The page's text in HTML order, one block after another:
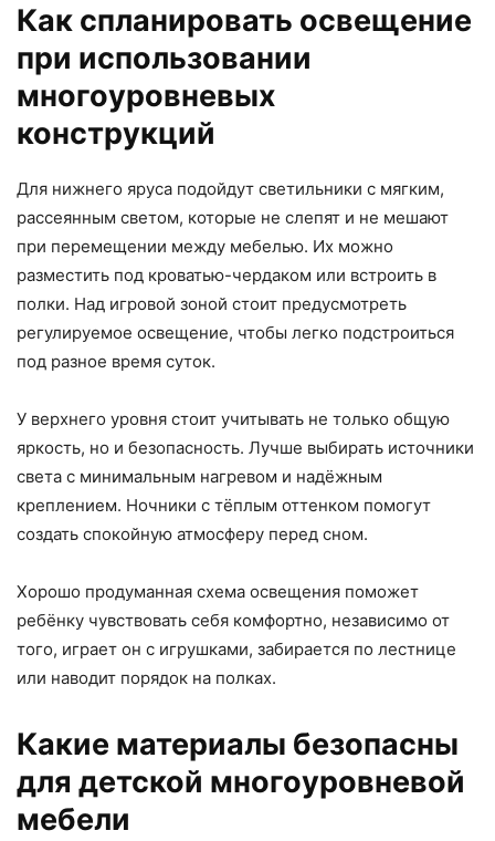
Как спланировать освещение
при использовании
многоуровневых
конструкций
Для нижнего яруса подойдут светильники с мягким,
рассеянным светом, которые не слепят и не мешают
при перемещении между мебелью. Их можно
разместить под кроватью-чердаком или встроить в
полки. Над игровой зоной стоит предусмотреть
регулируемое освещение, чтобы легко подстроиться
под разное время суток.
У верхнего уровня стоит учитывать не только общую
яркость, но и безопасность. Лучше выбирать источники
света с минимальным нагревом и надёжным
креплением. Ночники с тёплым оттенком помогут
создать спокойную атмосферу перед сном.
Хорошо продуманная схема освещения поможет
ребёнку чувствовать себя комфортно, независимо от
того, играет он с игрушками, забирается по лестнице
или наводит порядок на полках.
Какие материалы безопасны
для детской многоуровневой
мебели